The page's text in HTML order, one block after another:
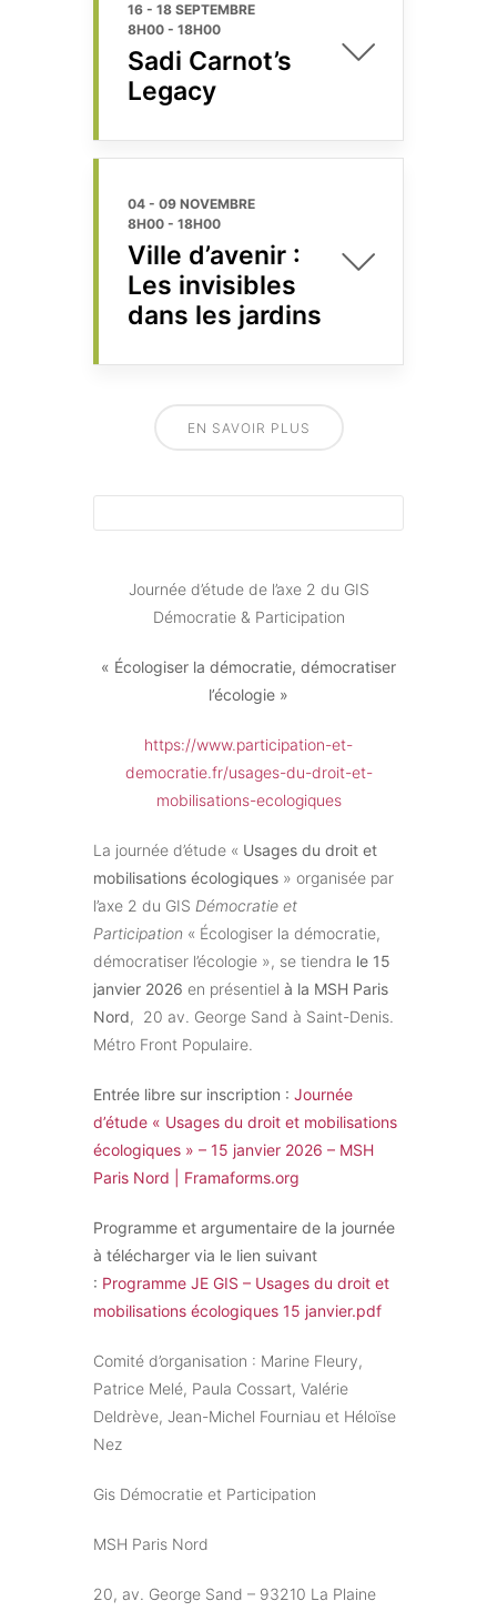
16 - 18 SEPTEMBRE
8H00 - 18H00
Sadi Carnot’s
Legacy
04 - 09 NOVEMBRE
8H00 - 18H00
Ville d’avenir :
Les invisibles
dans les jardins
EN SAVOIR PLUS
Journée d’étude de l’axe 2 du GIS
Démocratie & Participation
« Écologiser la démocratie, démocratiser
l’écologie »
https://www.participation-et-
democratie.fr/usages-du-droit-et-
mobilisations-ecologiques
La journée d’étude « Usages du droit et
mobilisations écologiques » organisée par
l’axe 2 du GIS Démocratie et
Participation « Écologiser la démocratie,
démocratiser l’écologie », se tiendra le 15
janvier 2026 en présentiel à la MSH Paris
Nord, 20 av. George Sand à Saint-Denis.
Métro Front Populaire.
Entrée libre sur inscription : Journée
d’étude « Usages du droit et mobilisations
écologiques » – 15 janvier 2026 – MSH
Paris Nord | Framaforms.org
Programme et argumentaire de la journée
à télécharger via le lien suivant
: Programme JE GIS – Usages du droit et
mobilisations écologiques 15 janvier.pdf
Comité d’organisation : Marine Fleury,
Patrice Melé, Paula Cossart, Valérie
Deldrève, Jean-Michel Fourniau et Héloïse
Nez
Gis Démocratie et Participation
MSH Paris Nord
20, av. George Sand – 93210 La Plaine